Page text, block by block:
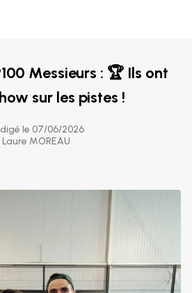
Messieurs : 🏆 Ils ont
sur les pistes !
le 07/06/2026
Laure MOREAU